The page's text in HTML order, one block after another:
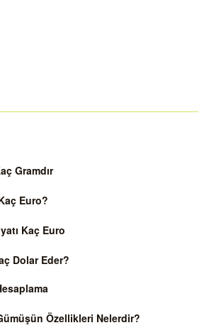
Gramdır
Euro?
Kaç Euro
Dolar Eder?
Özellikleri Nelerdir?